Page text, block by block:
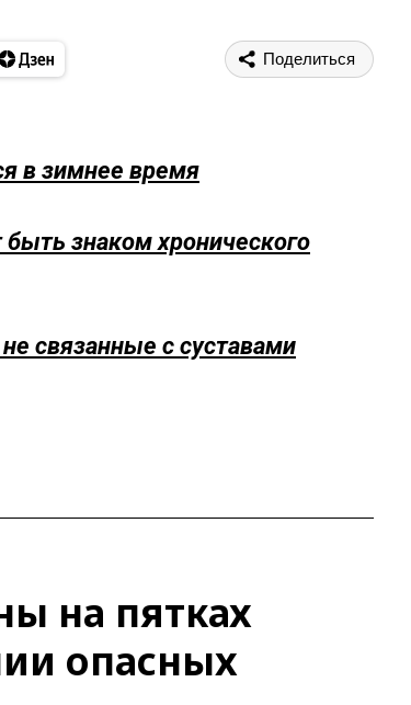
Поделиться
в зимнее время
знаком хронического
связанные с суставами
на пятках
опасных